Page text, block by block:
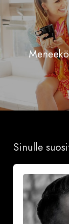
Sinulle
iloa